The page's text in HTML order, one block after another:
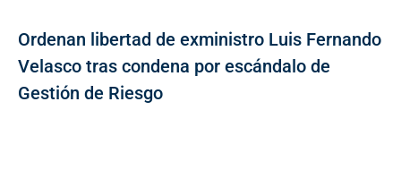
Ordenan libertad de exministro Luis Fernando
Velasco tras condena por escándalo de
Gestión de Riesgo